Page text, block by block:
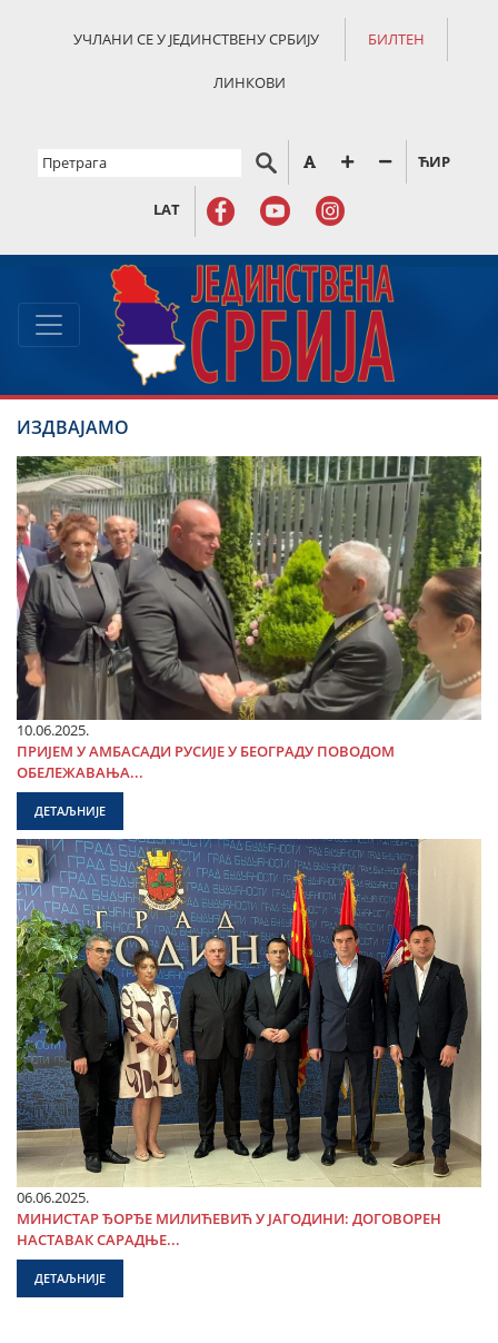
УЧЛАНИ СЕ У ЈЕДИНСТВЕНУ СРБИЈУ БИЛТЕН
ЛИНКОВИ
ЋИР
LAT
ИЗДВАЈАМО
10.06.2025.
ПРИЈЕМ У АМБАСАДИ РУСИЈЕ У БЕОГРАДУ ПОВОДОМ
ОБЕЛЕЖАВАЊА...
ДЕТАЉНИЈЕ
06.06.2025.
МИНИСТАР ЂОРЂЕ МИЛИЋЕВИЋ У ЈАГОДИНИ: ДОГОВОРЕН
НАСТАВАК САРАДЊЕ...
ДЕТАЉНИЈЕ